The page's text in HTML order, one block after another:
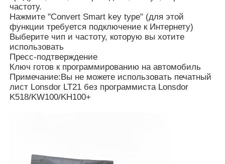
контроль качества
контактные данные
Новости
Автоматические ключи
частоту.
Нажмите "Convert Smart key type" (для этой
функции требуется подключение к Интернету)
Выберите чип и частоту, которую вы хотите
использовать
Пресс-подтверждение
Ключ готов к программированию на автомобиль
Примечание:Вы не можете использовать печатный
лист Lonsdor LT21 без программиста Lonsdor
K518/KW100/KH100+